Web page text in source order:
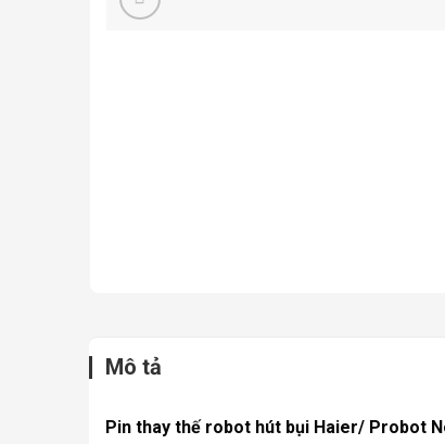
Mô tả
Pin thay thế robot hút bụi Haier/ Probot